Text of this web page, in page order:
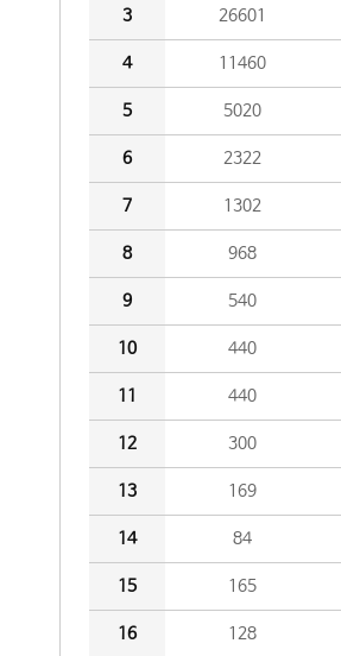
3 26601
4 11460
5 5020
6 2322
7 1302
8 968
9 540
10 440
11 440
12 300
13 169
14 84
15 165
16 128